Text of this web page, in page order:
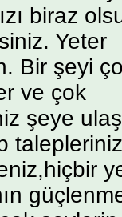
biraz
Yeter
Bir şeyi
ve çok
şeye